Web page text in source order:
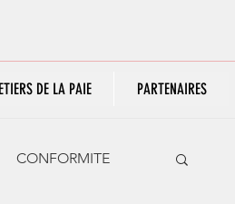
DE LA PAIE PARTENAIRES
CONFORMITE